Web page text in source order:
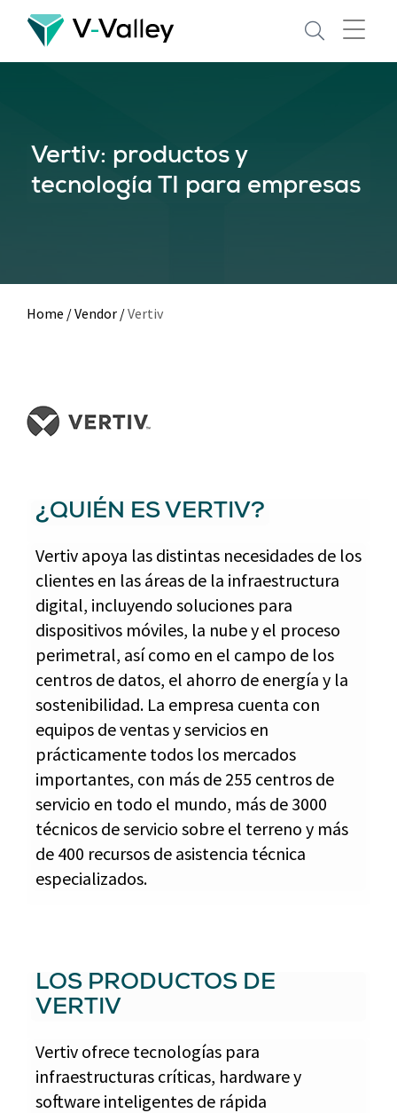
Skip
main
Vertiv: productos y
tecnología TI para empresas
Home /Vendor /Vertiv
¿QUIÉN ES VERTIV?
Vertiv apoya las distintas necesidades de los
clientes en las áreas de la infraestructura
digital, incluyendo soluciones para
dispositivos móviles, la nube y el proceso
perimetral, así como en el campo de los
centros de datos, el ahorro de energía y la
sostenibilidad. La empresa cuenta con
equipos de ventas y servicios en
prácticamente todos los mercados
importantes, con más de 255 centros de
servicio en todo el mundo, más de 3000
técnicos de servicio sobre el terreno y más
de 400 recursos de asistencia técnica
especializados.
LOS PRODUCTOS DE
VERTIV
Vertiv ofrece tecnologías para
infraestructuras críticas, hardware y
software inteligentes de rápida